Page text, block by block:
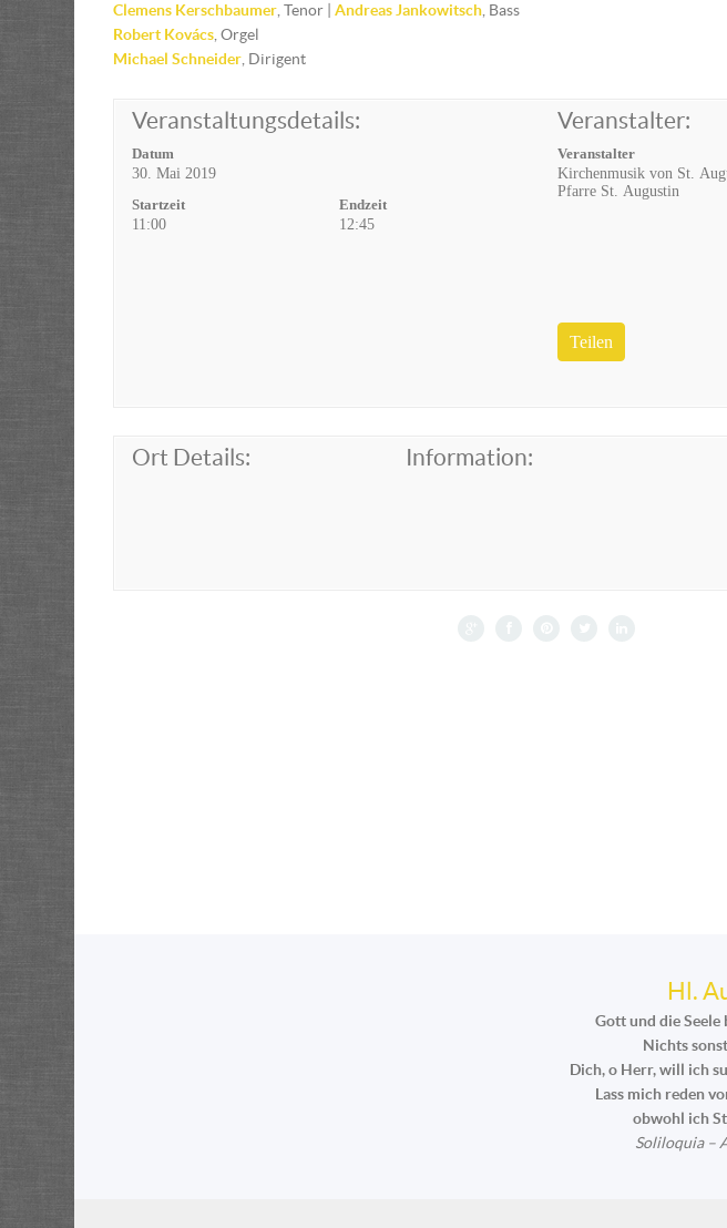
Clemens Kerschbaumer , Tenor | Andreas Jankowitsch , Bass
Robert Kovács , Orgel
Michael Schneider , Dirigent
Veranstaltungsdetails:
Datum
30. Mai 2019
Startzeit
11:00
Endzeit
12:45
Veranstalter:
Veranstalter
Kirchenmusik von St.
Pfarre St. Augustin
Teilen
Ort Details: Information:
Hl.
Gott und die Seele
Nichts
Dich, o Herr, will ich
Lass mich reden
obwohl ich
Soliloquia –